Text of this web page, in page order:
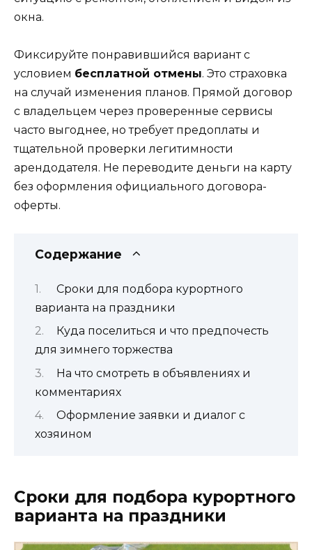
окна.
Фиксируйте понравившийся вариант с
условием бесплатной отмены. Это страховка
на случай изменения планов. Прямой договор
с владельцем через проверенные сервисы
часто выгоднее, но требует предоплаты и
тщательной проверки легитимности
арендодателя. Не переводите деньги на карту
без оформления официального договора-
оферты.
Содержание
Сроки для подбора курортного
варианта на праздники
Куда поселиться и что предпочесть
для зимнего торжества
На что смотреть в объявлениях и
комментариях
Оформление заявки и диалог с
хозяином
Сроки для подбора курортного
варианта на праздники